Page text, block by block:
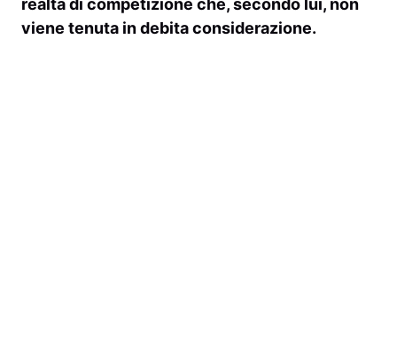
realtà di competizione che, secondo lui, non
viene tenuta in debita considerazione.